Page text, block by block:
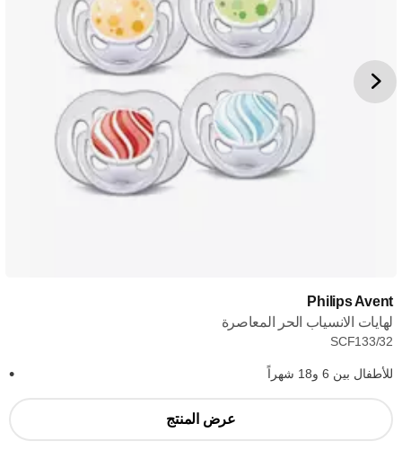
Philips Avent
لهايات الانسياب الحر المعاصرة
SCF133/32
للأطفال بين 6 و18 شهراً
عرض المنتج